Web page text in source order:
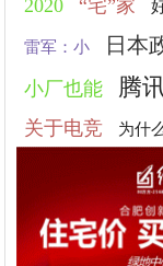
2020 “宅”家
雷军：小 日本
小厂也能 腾
关于电竞
为什